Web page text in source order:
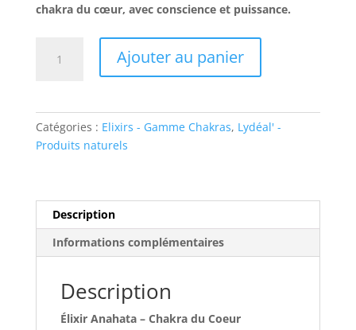
chakra du cœur, avec conscience et puissance.
Coeur
Ajouter au panier
Catégories : Elixirs - Gamme Chakras, Lydéal' -
Produits naturels
Description
Informations complémentaires
Description
Élixir Anahata – Chakra du Coeur